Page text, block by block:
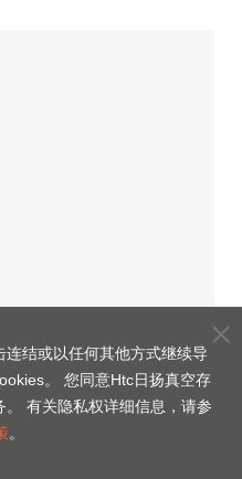
结或以任何其他方式继续导
。 您同意Htc日扬真空存
有关隐私权详细信息，请参
。